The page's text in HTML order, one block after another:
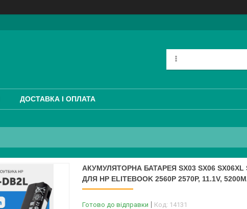
ДОСТАВКА І ОПЛАТА
АКУМУЛЯТОРНА БАТАРЕЯ SX03 SX06 SX06XL
ДЛЯ HP ELITEBOOK 2560P 2570P, 11.1V,
Готово до відправки Код: 14131